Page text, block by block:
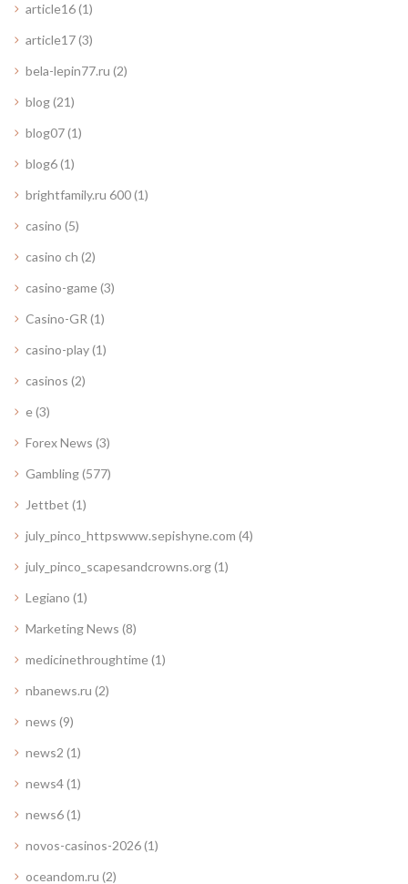
article16(1)
article17(3)
bela-lepin77.ru (2)
blog(21)
blog07(1)
blog6(1)
brightfamily.ru 600(1)
casino (5)
casino ch (2)
casino-game(3)
Casino-GR (1)
casino-play(1)
casinos (2)
e(3)
Forex News (3)
Gambling(577)
Jettbet (1)
july_pinco_httpswww.sepishyne.com (4)
july_pinco_scapesandcrowns.org(1)
Legiano (1)
Marketing News (8)
medicinethroughtime(1)
nbanews.ru (2)
news (9)
news2 (1)
news4(1)
news6(1)
novos-casinos-2026(1)
oceandom.ru (2)